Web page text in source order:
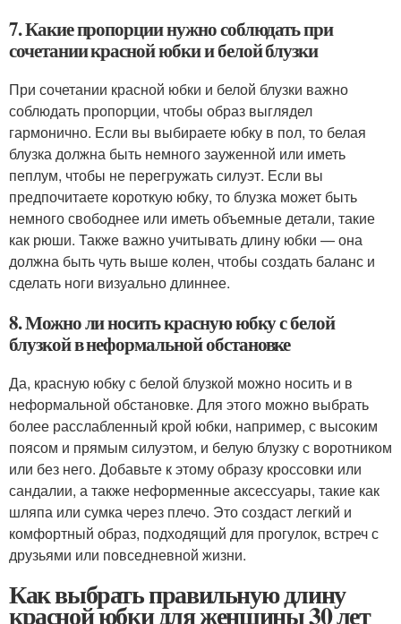
7. Какие пропорции нужно соблюдать при
сочетании красной юбки и белой блузки
При сочетании красной юбки и белой блузки важно
соблюдать пропорции, чтобы образ выглядел
гармонично. Если вы выбираете юбку в пол, то белая
блузка должна быть немного зауженной или иметь
пеплум, чтобы не перегружать силуэт. Если вы
предпочитаете короткую юбку, то блузка может быть
немного свободнее или иметь объемные детали, такие
как рюши. Также важно учитывать длину юбки — она
должна быть чуть выше колен, чтобы создать баланс и
сделать ноги визуально длиннее.
8. Можно ли носить красную юбку с белой
блузкой в неформальной обстановке
Да, красную юбку с белой блузкой можно носить и в
неформальной обстановке. Для этого можно выбрать
более расслабленный крой юбки, например, с высоким
поясом и прямым силуэтом, и белую блузку с воротником
или без него. Добавьте к этому образу кроссовки или
сандалии, а также неформенные аксессуары, такие как
шляпа или сумка через плечо. Это создаст легкий и
комфортный образ, подходящий для прогулок, встреч с
друзьями или повседневной жизни.
Как выбрать правильную длину
красной юбки для женщины 30 лет